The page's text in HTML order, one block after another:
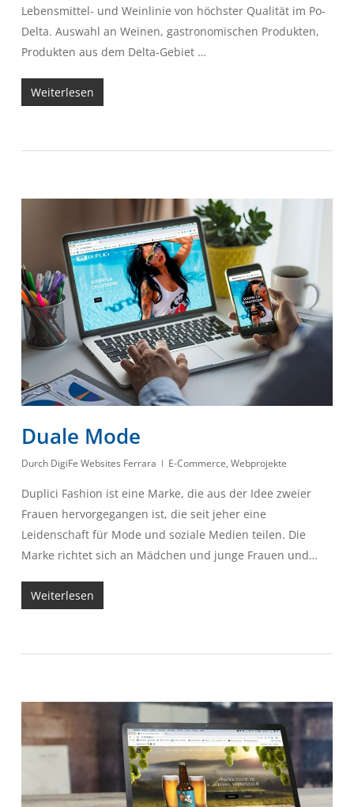
Lebensmittel- und Weinlinie von höchster Qualität im Po-
Delta. Auswahl an Weinen, gastronomischen Produkten,
Produkten aus dem Delta-Gebiet …
Weiterlesen
Duale Mode
Durch DigiFe Websites Ferrara E-Commerce, Webprojekte
Duplici Fashion ist eine Marke, die aus der Idee zweier
Frauen hervorgegangen ist, die seit jeher eine
Leidenschaft für Mode und soziale Medien teilen. Die
Marke richtet sich an Mädchen und junge Frauen und…
Weiterlesen